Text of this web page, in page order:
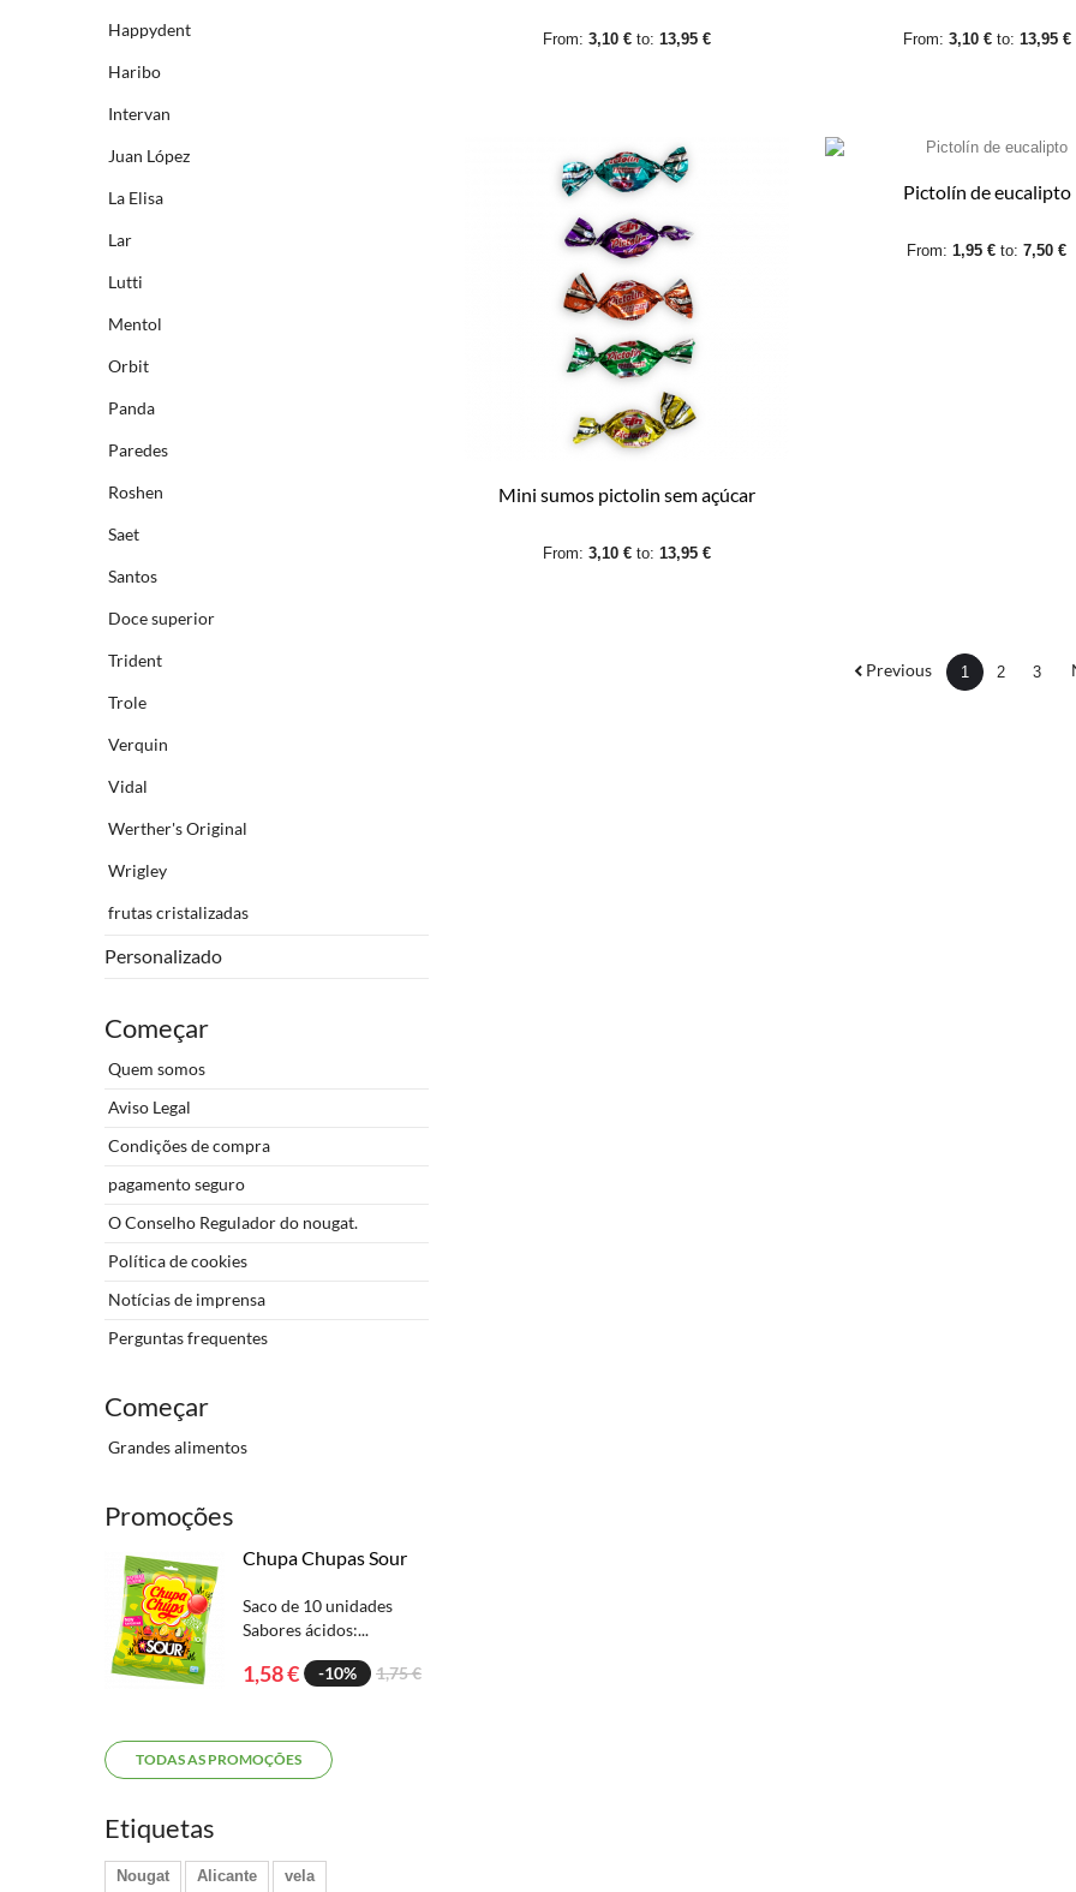
Happydent
Haribo
Intervan
Juan López
La Elisa
Lar
Lutti
Mentol
Orbit
Panda
Paredes
Roshen
Saet
Santos
Doce superior
Trident
Trole
Verquin
Vidal
Werther's Original
Wrigley
frutas cristalizadas
Personalizado
Começar
Quem somos
Aviso Legal
Condições de compra
pagamento seguro
O Conselho Regulador do nougat.
Política de cookies
Notícias de imprensa
Perguntas frequentes
Começar
Grandes alimentos
Promoções
Chupa Chupas Sour
Saco de 10 unidades
Sabores ácidos:...
1,58 € -10% 1,75 €
TODAS AS PROMOÇÕES
Etiquetas
Nougat Alicante vela
From: 3,10 € to: 13,95 € From: 3,10 € to: 13,95 €
Mini sumos pictolin sem açúcar
From: 3,10 € to: 13,95 €
Pictolín de eucalipto
From: 1,95 € to: 7,50 €
Previous 1 2 3